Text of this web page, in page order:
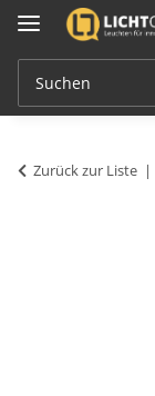
Zurück zur Liste